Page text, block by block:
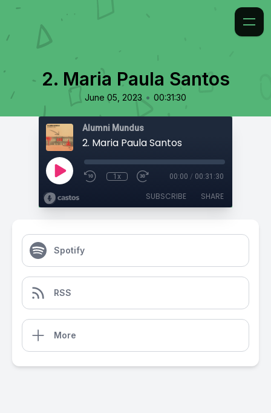
2. Maria Paula Santos
June 05, 2023 • 00:31:30
Alumni Mundus
2. Maria Paula Santos
1x 00:00 / 00:31:30
SUBSCRIBE SHARE
Spotify
RSS
More